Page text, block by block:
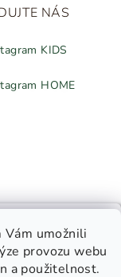
Vám umožnili
provozu webu
a použitelnost.
NÁS
KIDS
HOME
Upravit